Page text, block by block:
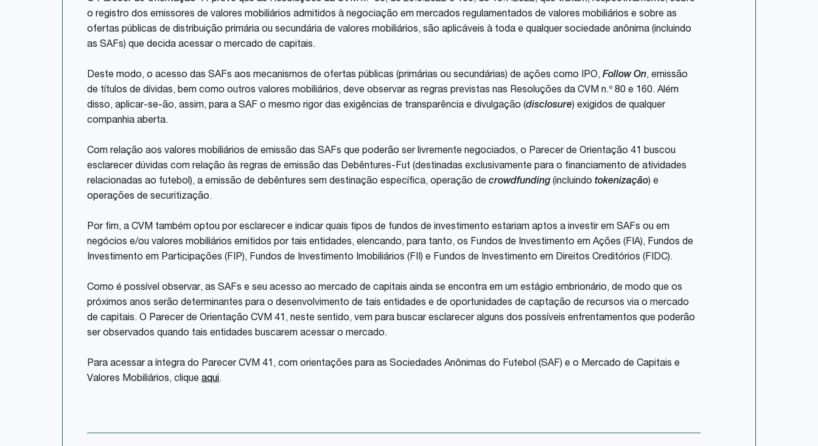
o registro dos emissores de valores mobiliários admitidos à negociação em mercados regulamentados de valores mobiliários e sobre as
ofertas públicas de distribuição primária ou secundária de valores mobiliários, são aplicáveis à toda e qualquer sociedade anônima (incluindo
as SAFs) que decida acessar o mercado de capitais.
Deste modo, o acesso das SAFs aos mecanismos de ofertas públicas (primárias ou secundárias) de ações como IPO, Follow On, emissão
de títulos de dívidas, bem como outros valores mobiliários, deve observar as regras previstas nas Resoluções da CVM n.º 80 e 160. Além
disso, aplicar-se-ão, assim, para a SAF o mesmo rigor das exigências de transparência e divulgação (disclosure) exigidos de qualquer
companhia aberta.
Com relação aos valores mobiliários de emissão das SAFs que poderão ser livremente negociados, o Parecer de Orientação 41 buscou
esclarecer dúvidas com relação às regras de emissão das Debêntures-Fut (destinadas exclusivamente para o financiamento de atividades
relacionadas ao futebol), a emissão de debêntures sem destinação específica, operação de crowdfunding (incluindo tokenização) e
operações de securitização.
Por fim, a CVM também optou por esclarecer e indicar quais tipos de fundos de investimento estariam aptos a investir em SAFs ou em
negócios e/ou valores mobiliários emitidos por tais entidades, elencando, para tanto, os Fundos de Investimento em Ações (FIA), Fundos de
Investimento em Participações (FIP), Fundos de Investimento Imobiliários (FII) e Fundos de Investimento em Direitos Creditórios (FIDC).
Como é possível observar, as SAFs e seu acesso ao mercado de capitais ainda se encontra em um estágio embrionário, de modo que os
próximos anos serão determinantes para o desenvolvimento de tais entidades e de oportunidades de captação de recursos via o mercado
de capitais. O Parecer de Orientação CVM 41, neste sentido, vem para buscar esclarecer alguns dos possíveis enfrentamentos que poderão
ser observados quando tais entidades buscarem acessar o mercado.
Para acessar a íntegra do Parecer CVM 41, com orientações para as Sociedades Anônimas do Futebol (SAF) e o Mercado de Capitais e
Valores Mobiliários, clique aqui.